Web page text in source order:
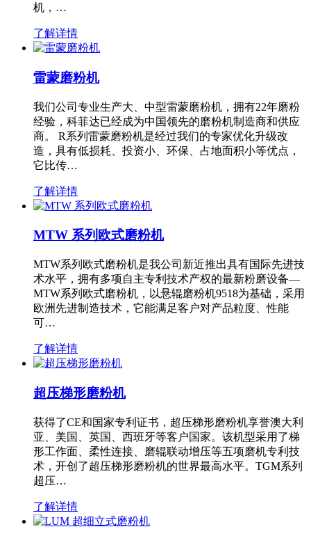
机，…
了解详情
雷蒙磨粉机
我们公司专业生产大、中型雷蒙磨粉机，拥有22年磨粉
经验，科菲达已经成为中国领先的磨粉机制造商和供应
商。 R系列雷蒙磨粉机是经过我们的专家优化升级改
造，具有低损耗、投资小、环保、占地面积小等优点，
它比传…
了解详情
MTW 系列欧式磨粉机
MTW系列欧式磨粉机是我公司新近推出具有国际先进技
术水平，拥有多项自主专利技术产权的最新粉磨设备—
MTW系列欧式磨粉机，以悬辊磨粉机9518为基础，采用
欧洲先进制造技术，它能满足客户对产品粒度、性能
可…
了解详情
超压梯形磨粉机
获得了CE和国家专利证书，超压梯形磨粉机享誉澳大利
亚、美国、英国、西班牙等客户国家。该机型采用了梯
形工作面、柔性连接、磨辊联动增压等五项磨机专利技
术，开创了超压梯形磨粉机的世界最高水平。TGM系列
超压…
了解详情